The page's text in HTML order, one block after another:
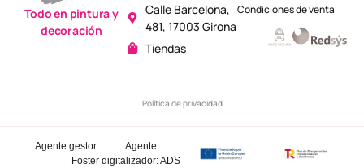
Calle Barcelona, ​​
481, 17003 Girona
Tiendas
Política de privacidad
Todo en pintura y
decoración
Condiciones de venta
Agente
digitalizador: ADS
Agente gestor:
Foster